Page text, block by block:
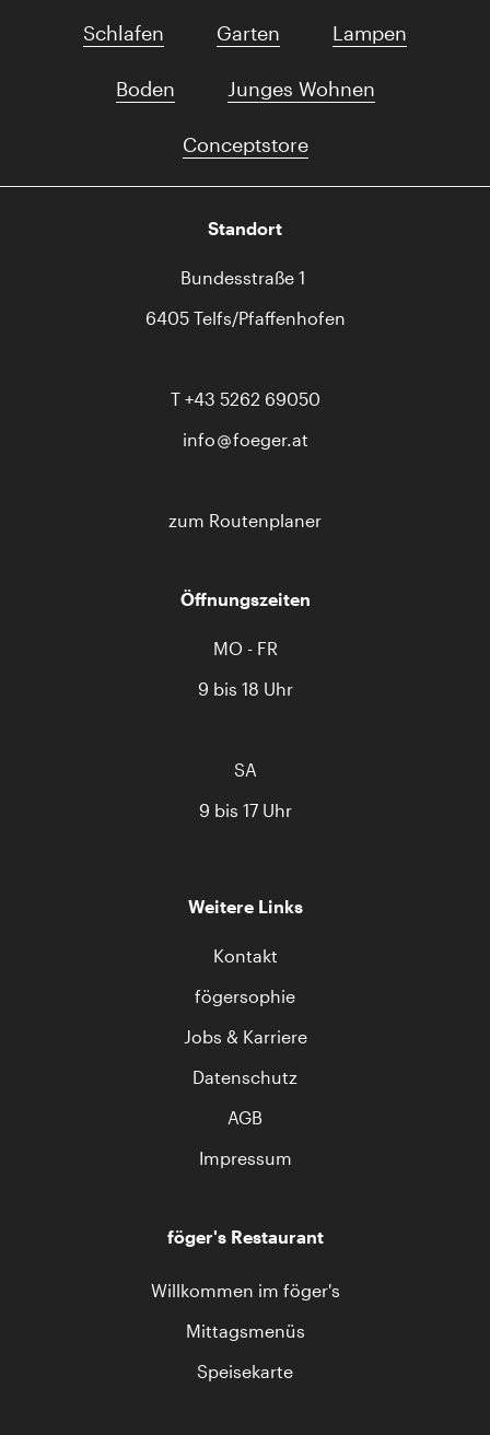
Schlafen Garten Lampen
Boden Junges Wohnen
Conceptstore
Standort
Bundesstraße 1
6405 Telfs/Pfaffenhofen
T +43 5262 69050
info
foeger.at
zum Routenplaner
Öffnungszeiten
MO - FR
9 bis 18 Uhr
SA
9 bis 17 Uhr
Weitere Links
Kontakt
fögersophie
Jobs & Karriere
Datenschutz
AGB
Impressum
föger's Restaurant
Willkommen im föger's
Mittagsmenüs
Speisekarte